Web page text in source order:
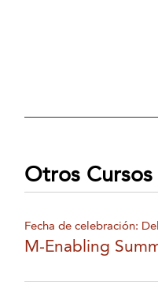
Otros Cursos
Fecha de celebración:
M-Enabling